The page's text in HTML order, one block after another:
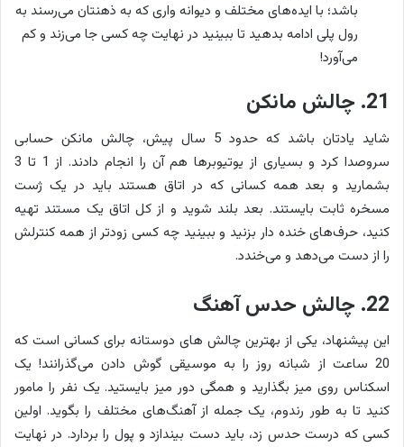
باشد؛ با ایده‌های مختلف و دیوانه واری که به ذهنتان می‌رسند به
رول پلی ادامه بدهید تا ببینید در نهایت چه کسی جا می‌زند و کم
می‌آورد!
21. چالش مانکن
شاید یادتان باشد که حدود 5 سال پیش، چالش مانکن حسابی
سروصدا کرد و بسیاری از یوتیوبرها هم آن را انجام دادند. از 1 تا 3
بشمارید و بعد همه کسانی که در اتاق هستند باید در یک ژست
مسخره ثابت بایستند. بعد بلند شوید و از کل اتاق یک مستند تهیه
کنید، حرف‌های خنده دار بزنید و ببینید چه کسی زودتر از همه کنترلش
را از دست می‌دهد و می‌خندد.
22. چالش حدس آهنگ
این پیشنهاد، یکی از بهترین چالش های دوستانه برای کسانی است که
20 ساعت از شبانه روز را به موسیقی گوش دادن می‌گذرانند! یک
اسکناس روی میز بگذارید و همگی دور میز بایستید. یک نفر را مامور
کنید تا به طور رندوم، یک جمله از آهنگ‌های مختلف را بگوید. اولین
کسی که درست حدس زد، باید دست بیندازد و پول را بردارد. در نهایت